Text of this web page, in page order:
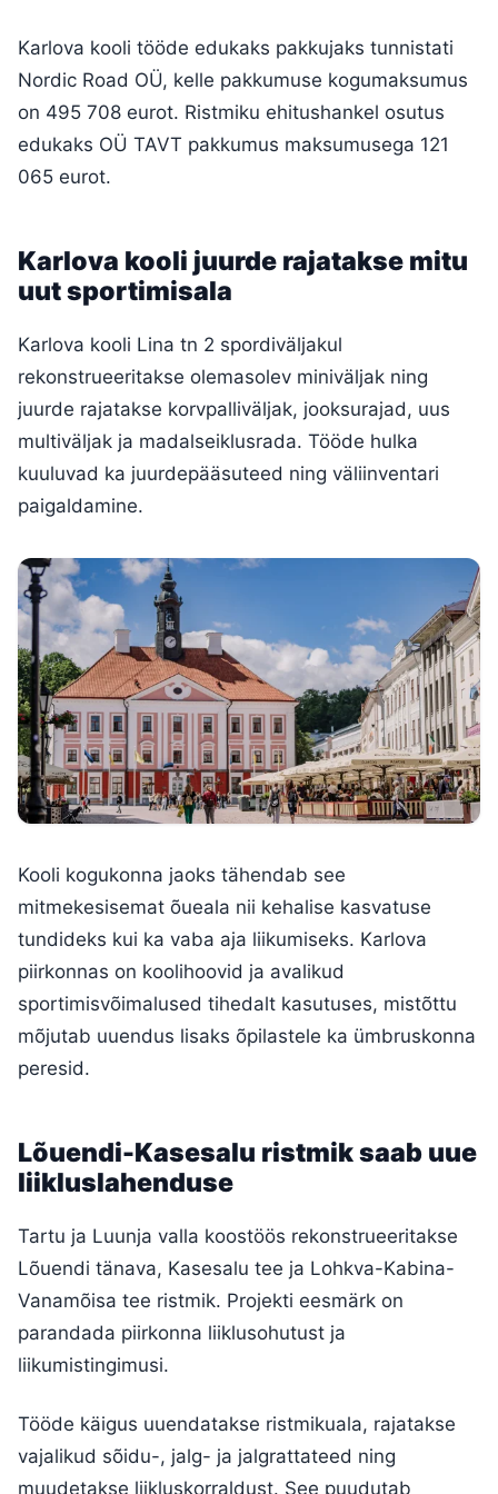
Karlova kooli tööde edukaks pakkujaks tunnistati
Nordic Road OÜ, kelle pakkumuse kogumaksumus
on 495 708 eurot. Ristmiku ehitushankel osutus
edukaks OÜ TAVT pakkumus maksumusega 121
065 eurot.
Karlova kooli juurde rajatakse mitu
uut sportimisala
Karlova kooli Lina tn 2 spordiväljakul
rekonstrueeritakse olemasolev miniväljak ning
juurde rajatakse korvpalliväljak, jooksurajad, uus
multiväljak ja madalseiklusrada. Tööde hulka
kuuluvad ka juurdepääsuteed ning väliinventari
paigaldamine.
Kooli kogukonna jaoks tähendab see
mitmekesisemat õueala nii kehalise kasvatuse
tundideks kui ka vaba aja liikumiseks. Karlova
piirkonnas on koolihoovid ja avalikud
sportimisvõimalused tihedalt kasutuses, mistõttu
mõjutab uuendus lisaks õpilastele ka ümbruskonna
peresid.
Lõuendi-Kasesalu ristmik saab uue
liikluslahenduse
Tartu ja Luunja valla koostöös rekonstrueeritakse
Lõuendi tänava, Kasesalu tee ja Lohkva-Kabina-
Vanamõisa tee ristmik. Projekti eesmärk on
parandada piirkonna liiklusohutust ja
liikumistingimusi.
Tööde käigus uuendatakse ristmikuala, rajatakse
vajalikud sõidu-, jalg- ja jalgrattateed ning
muudetakse liikluskorraldust. See puudutab